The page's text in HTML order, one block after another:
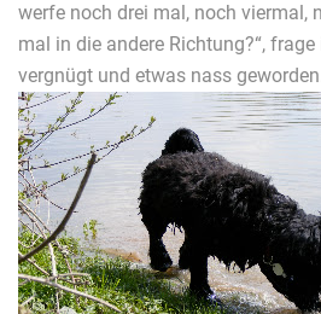
werfe noch drei mal, noch viermal,
mal in die andere Richtung?“,
vergnügt und etwas nass